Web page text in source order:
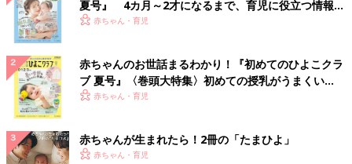
ソプレンゴム、無色透明の
メーカーによって違いますが、
新生児期はS
、
2～3ヶ月はＭが基本。
哺乳時間が10～20分
[穴の形］
夏号』 4カ月～2才になるまで、育児に役立つ情報が
いっぱい！
赤ちゃん・育児
赤ちゃんのお世話まるわかり！『初めてのひよこクラ
ブ 夏号』〈巻頭大特集〉初めての授乳がうまくい
く！ おっぱい・ミルクの基本と夏のトラブル 解決テ
赤ちゃん・育児
赤ちゃんが生まれたら！2冊の「たまひよ」
赤ちゃん・育児